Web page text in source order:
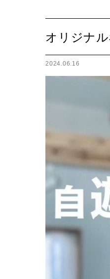
2階建
ログハ
オリジナ
2024.06.16